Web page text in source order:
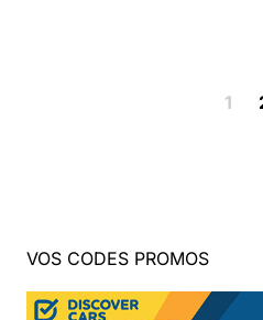
1
VOS CODES PROMOS